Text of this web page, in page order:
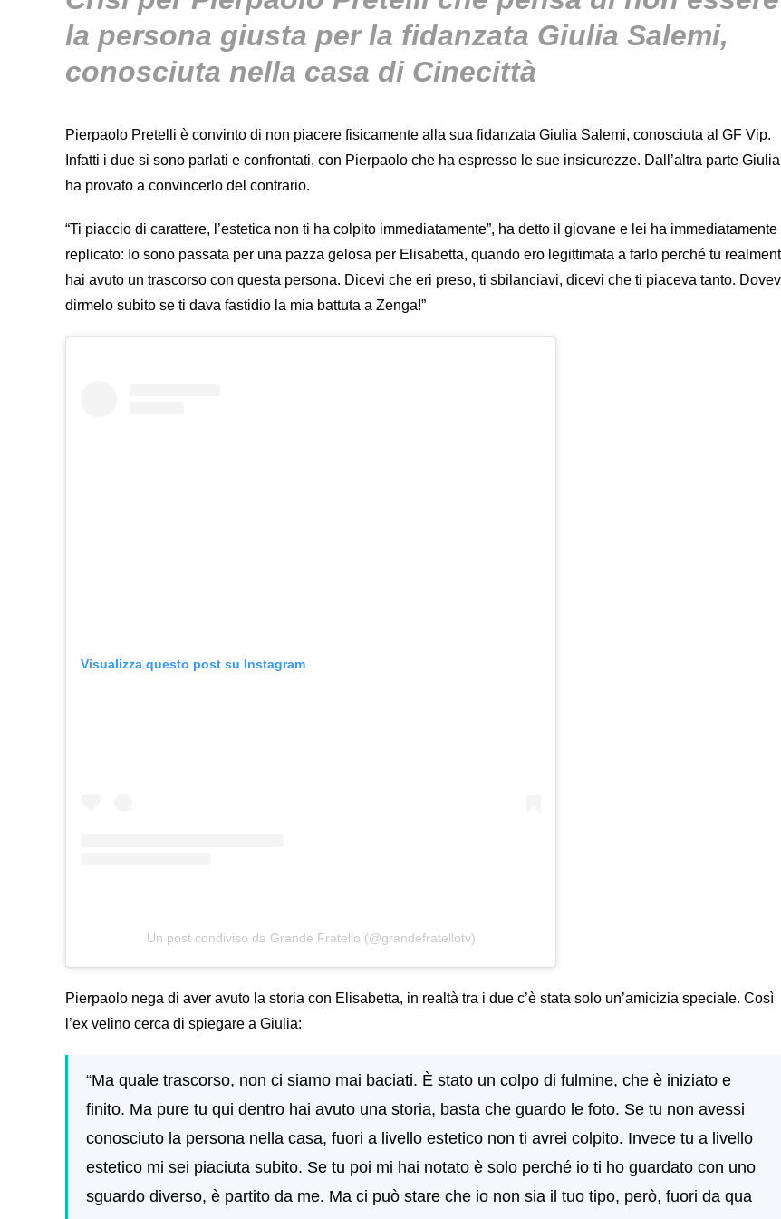
la persona giusta per la fidanzata Giulia Salemi,
conosciuta nella casa di Cinecittà
Pierpaolo Pretelli è convinto di non piacere fisicamente alla sua fidanzata Giulia Salemi, conosciuta al GF Vip.
Infatti i due si sono parlati e confrontati, con Pierpaolo che ha espresso le sue insicurezze. Dall’altra parte Giulia
ha provato a convincerlo del contrario.
“Ti piaccio di carattere, l’estetica non ti ha colpito immediatamente”, ha detto il giovane e lei ha immediatamente
replicato: Io sono passata per una pazza gelosa per Elisabetta, quando ero legittimata a farlo perché tu
hai avuto un trascorso con questa persona. Dicevi che eri preso, ti sbilanciavi, dicevi che ti piaceva tanto.
dirmelo subito se ti dava fastidio la mia battuta a Zenga!”
Visualizza questo post su Instagram
Un post condiviso da Grande Fratello (@grandefratellotv)
Pierpaolo nega di aver avuto la storia con Elisabetta, in realtà tra i due c’è stata solo un’amicizia speciale. Così
l’ex velino cerca di spiegare a Giulia:
“Ma quale trascorso, non ci siamo mai baciati. È stato un colpo di fulmine, che è iniziato e
finito. Ma pure tu qui dentro hai avuto una storia, basta che guardo le foto. Se tu non avessi
conosciuto la persona nella casa, fuori a livello estetico non ti avrei colpito. Invece tu a livello
estetico mi sei piaciuta subito. Se tu poi mi hai notato è solo perché io ti ho guardato con uno
sguardo diverso, è partito da me. Ma ci può stare che io non sia il tuo tipo, però, fuori da qua